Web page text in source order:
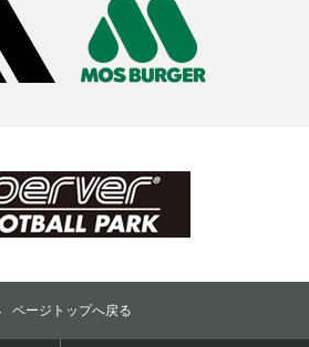
ページトップへ戻る